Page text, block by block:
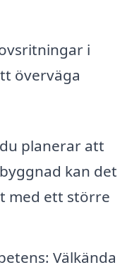
i
överväga
planerar att
kan det
med ett större
Välkända